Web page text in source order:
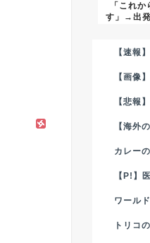
「これ
す」→出
【速報
【画像
【悲報
【海外
カレー
【P!】
ワール
トリコ